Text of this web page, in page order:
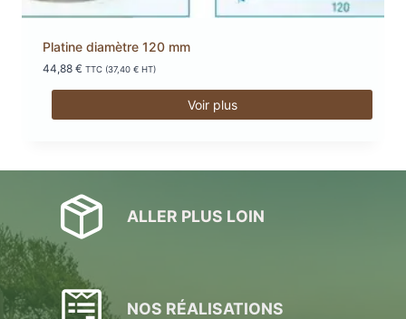
Platine diamètre 120 mm
44,88 € TTC (37,40 € HT)
Voir plus
ALLER PLUS LOIN
NOS RÉALISATIONS